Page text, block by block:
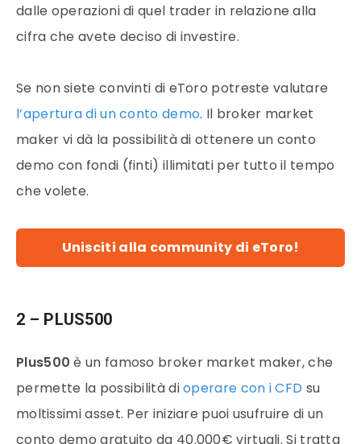
dalle operazioni di quel trader in relazione alla
cifra che avete deciso di investire.
Se non siete convinti di eToro potreste valutare
l’apertura di un conto demo. Il broker market
maker vi dà la possibilità di ottenere un conto
demo con fondi (finti) illimitati per tutto il tempo
che volete.
Unisciti alla community di eToro!
2 – PLUS500
Plus500 è un famoso broker market maker, che
permette la possibilità dioperare con i CFD su
moltissimi asset. Per iniziare puoi usufruire di un
conto demo gratuito da 40.000€ virtuali. Si tratta